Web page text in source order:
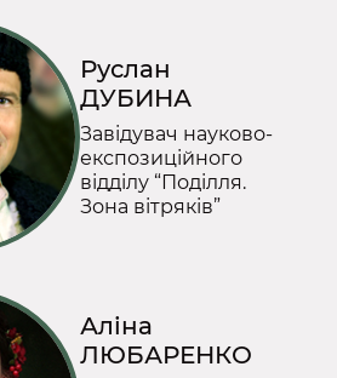
Руслан
ДУБИНА
Завідувач науково-
експозиційного
відділу “Поділля.
Зона вітряків”
Аліна
ЛЮБАРЕНКО